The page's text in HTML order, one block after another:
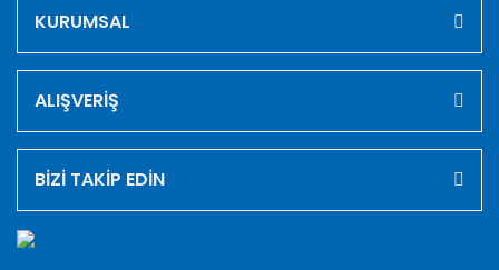
KURUMSAL
ALIŞVERİŞ
BİZİ TAKİP EDİN